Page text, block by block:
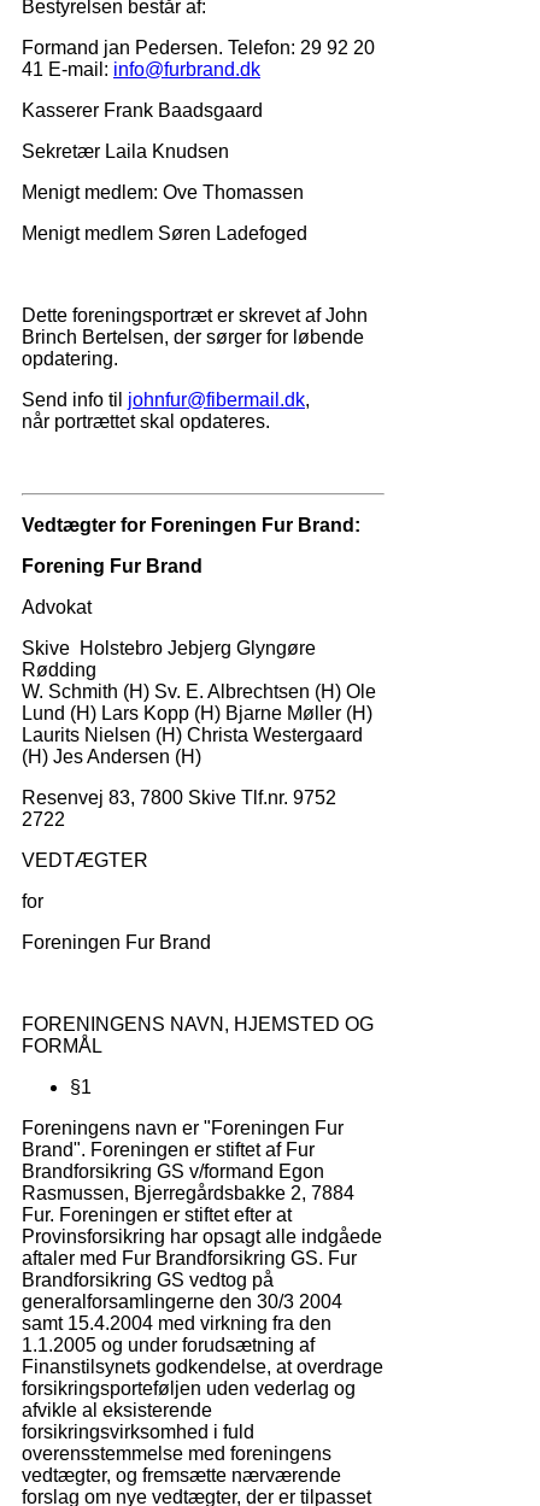
Bestyrelsen består af:
Formand jan Pedersen. Telefon: 29 92 20
41 E-mail: info@furbrand.dk
Kasserer Frank Baadsgaard
Sekretær Laila Knudsen
Menigt medlem: Ove Thomassen
Menigt medlem Søren Ladefoged
Dette foreningsportræt er skrevet af John
Brinch Bertelsen, der sørger for løbende
opdatering.
Send info til johnfur@fibermail.dk,
når portrættet skal opdateres.
Vedtægter for Foreningen Fur Brand:
Forening Fur Brand
Advokat
Skive Holstebro Jebjerg Glyngøre
Rødding
W. Schmith (H) Sv. E. Albrechtsen (H) Ole
Lund (H) Lars Kopp (H) Bjarne Møller (H)
Laurits Nielsen (H) Christa Westergaard
(H) Jes Andersen (H)
Resenvej 83, 7800 Skive Tlf.nr. 9752
2722
VEDTÆGTER
for
Foreningen Fur Brand
FORENINGENS NAVN, HJEMSTED OG
FORMÅL
§1
Foreningens navn er "Foreningen Fur
Brand". Foreningen er stiftet af Fur
Brandforsikring GS v/formand Egon
Rasmussen, Bjerregårdsbakke 2, 7884
Fur. Foreningen er stiftet efter at
Provinsforsikring har opsagt alle indgåede
aftaler med Fur Brandforsikring GS. Fur
Brandforsikring GS vedtog på
generalforsamlingerne den 30/3 2004
samt 15.4.2004 med virkning fra den
1.1.2005 og under forudsætning af
Finanstilsynets godkendelse, at overdrage
forsikringsporteføljen uden vederlag og
afvikle al eksisterende
forsikringsvirksomhed i fuld
overensstemmelse med foreningens
vedtægter, og fremsætte nærværende
forslag om nye vedtægter, der er tilpasset